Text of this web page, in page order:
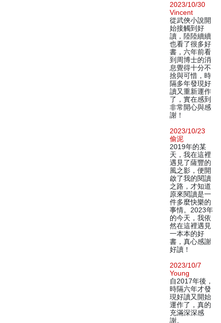
2023/10/30
Vincent
從武俠小說開
始接觸到好
讀，陸陸續續
也看了很多好
書，六年前看
到周博士的消
息覺得十分不
捨與可惜，時
隔多年發現好
讀又重新運作
了，實在感到
非常開心與感
謝！
2023/10/23
偷泥
2019年的某
天，我在這裡
遇見了薩豐的
風之影，便開
啟了我的閱讀
之路，才知道
原來閱讀是一
件多麼快樂的
事情。2023年
的今天，我依
然在這裡遇見
一本本的好
書，真心感謝
好讀！
2023/10/7
Young
自2017年後，
時隔六年才發
現好讀又開始
運作了，真的
充滿深深感
謝。